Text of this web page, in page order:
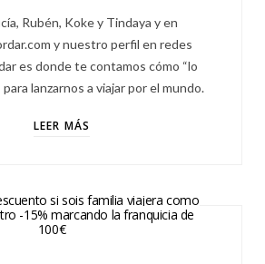
Rubén, Koke y Tindaya y en
y nuestro perfil en redes
es donde te contamos cómo “lo
lanzarnos a viajar por el mundo.
LEER MÁS
si sois familia viajera como
-15% marcando la franquicia de
100€